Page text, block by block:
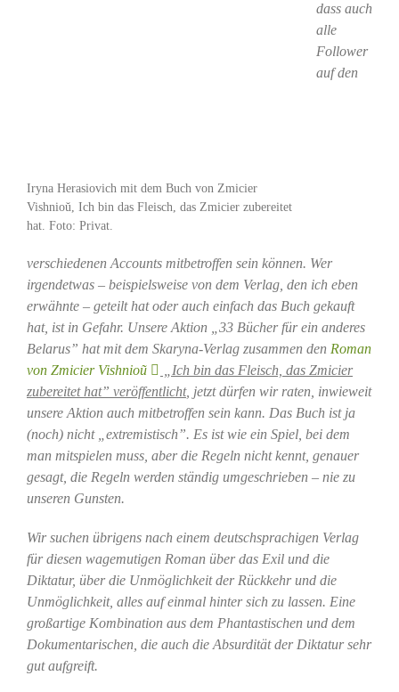
Iryna Herasiovich mit dem Buch von Zmicier
Vishnioŭ, Ich bin das Fleisch, das Zmicier zubereitet
hat. Foto: Privat.
dass auch
alle
Follower
auf den
verschiedenen Accounts mitbetroffen sein können. Wer
irgendetwas – beispielsweise von dem Verlag, den ich eben
erwähnte – geteilt hat oder auch einfach das Buch gekauft
hat, ist in Gefahr. Unsere Aktion „33 Bücher für ein anderes
Belarus” hat mit dem Skaryna-Verlag zusammen den Roman
von Zmicier Vishnioũ
„Ich bin das Fleisch, das Zmicier
zubereitet hat” veröffentlicht, jetzt dürfen wir raten, inwieweit
unsere Aktion auch mitbetroffen sein kann. Das Buch ist ja
(noch) nicht „extremistisch”. Es ist wie ein Spiel, bei dem
man mitspielen muss, aber die Regeln nicht kennt, genauer
gesagt, die Regeln werden ständig umgeschrieben – nie zu
unseren Gunsten.
Wir suchen übrigens nach einem deutschsprachigen Verlag
für diesen wagemutigen Roman über das Exil und die
Diktatur, über die Unmöglichkeit der Rückkehr und die
Unmöglichkeit, alles auf einmal hinter sich zu lassen. Eine
großartige Kombination aus dem Phantastischen und dem
Dokumentarischen, die auch die Absurdität der Diktatur sehr
gut aufgreift.